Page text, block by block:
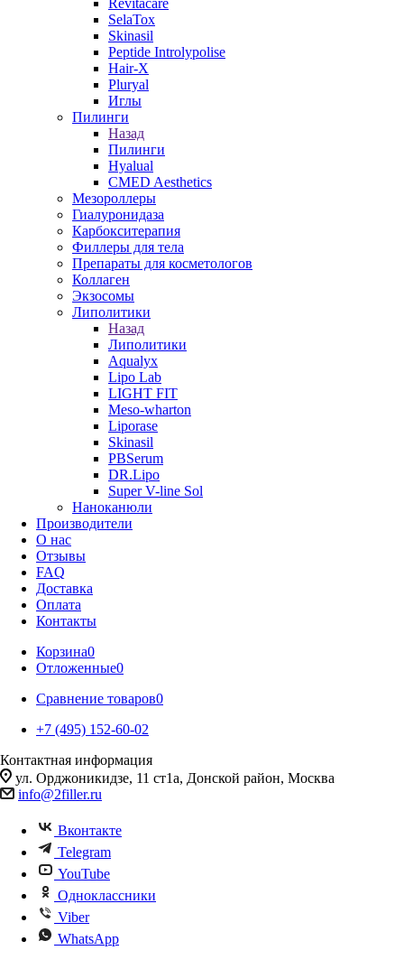
Revitacare
SelaTox
Skinasil
Peptide Introlypolise
Hair-X
Pluryal
Иглы
Пилинги
Назад
Пилинги
Hyalual
CMED Aesthetics
Мезороллеры
Гиалуронидаза
Карбокситерапия
Филлеры для тела
Препараты для косметологов
Коллаген
Экзосомы
Липолитики
Назад
Липолитики
Aqualyx
Lipo Lab
LIGHT FIT
Meso-wharton
Liporase
Skinasil
PBSerum
DR.Lipo
Super V-line Sol
Наноканюли
Производители
О нас
Отзывы
FAQ
Доставка
Оплата
Контакты
Корзина0
Отложенные0
Сравнение товаров0
+7 (495) 152-60-02
Контактная информация
ул. Орджоникидзе, 11 ст1а, Донской район, Москва
info@2filler.ru
Вконтакте
Telegram
YouTube
Одноклассники
Viber
WhatsApp